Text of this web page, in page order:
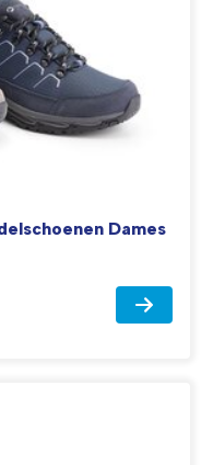
Dames